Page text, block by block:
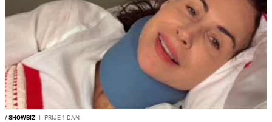
/SHOWBIZ I PRIJE 1 DAN